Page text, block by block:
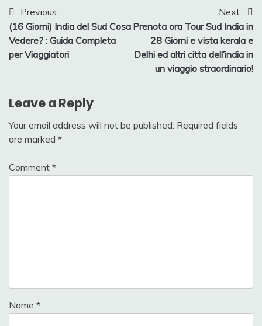
Post
navigation
Previous:
(16 Giorni) India del Sud Cosa
Vedere? : Guida Completa
per Viaggiatori
Next:
Prenota ora Tour Sud India in
28 Giorni e vista kerala e
Delhi ed altri citta dell’india in
un viaggio straordinario!
Leave a Reply
Your email address will not be published. Required fields
are marked *
Comment *
Name *